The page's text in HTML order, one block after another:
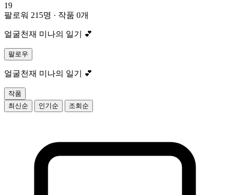
19
팔로워 215명 · 작품 0개
얼굴천재 미나의 일기 💕
팔로우
얼굴천재 미나의 일기 💕
작품
최신순
인기순 조회순